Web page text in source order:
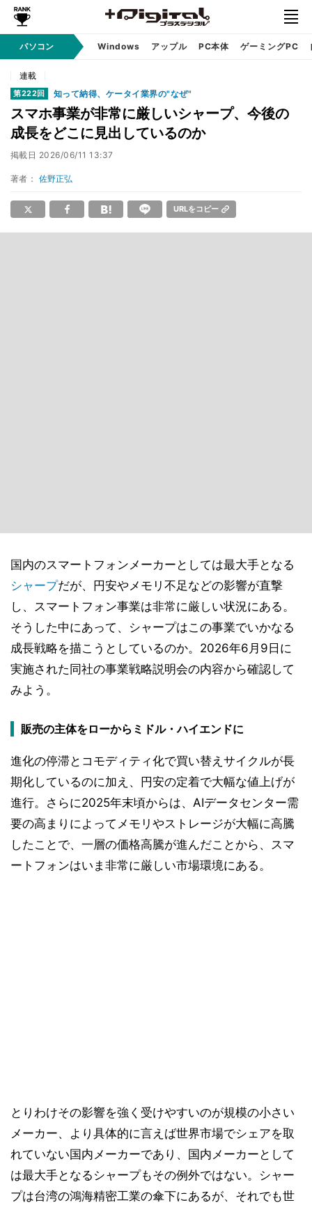
パソコン Windows アップル PC本体 ゲーミングPC
連載
第222回 知って納得、ケータイ業界の"なぜ"
スマホ事業が非常に厳しいシャープ、今後の
成長をどこに見出しているのか
掲載日 2026/06/11 13:37
著者： 佐野正弘
URLをコピー
国内のスマートフォンメーカーとしては最大手となる
シャープだが、円安やメモリ不足などの影響が直撃
し、スマートフォン事業は非常に厳しい状況にある。
そうした中にあって、シャープはこの事業でいかなる
成長戦略を描こうとしているのか。2026年6月9日に
実施された同社の事業戦略説明会の内容から確認して
みよう。
販売の主体をローからミドル・ハイエンドに
進化の停滞とコモディティ化で買い替えサイクルが長
期化しているのに加え、円安の定着で大幅な値上げが
進行。さらに2025年末頃からは、AIデータセンター需
要の高まりによってメモリやストレージが大幅に高騰
したことで、一層の価格高騰が進んだことから、スマ
ートフォンはいま非常に厳しい市場環境にある。
とりわけその影響を強く受けやすいのが規模の小さい
メーカー、より具体的に言えば世界市場でシェアを取
れていない国内メーカーであり、国内メーカーとして
は最大手となるシャープもその例外ではない。シャー
プは台湾の鴻海精密工業の傘下にあるが、それでも世